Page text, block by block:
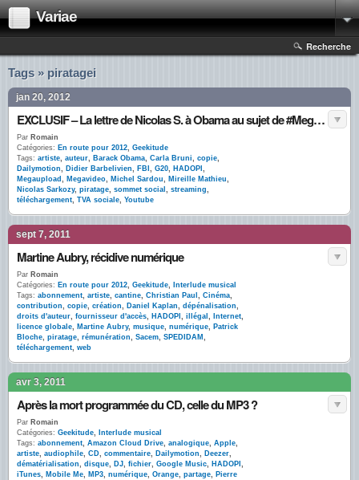
Variae
Recherche
Tags » piratagei
jan 20, 2012
EXCLUSIF – La lettre de Nicolas S. à Obama au sujet de #Megaupload
Par Romain
Catégories: En route pour 2012, Geekitude
Tags: artiste, auteur, Barack Obama, Carla Bruni, copie,
Dailymotion, Didier Barbelivien, FBI , G20, HADOPI ,
Megaupload , Megavideo, Michel Sardou, Mireille Mathieu,
Nicolas Sarkozy, piratage, sommet social , streaming,
téléchargement, TVA sociale, Youtube
sept 7, 2011
Martine Aubry, récidive numérique
Par Romain
Catégories: En route pour 2012, Geekitude,
Interlude musical
Tags: abonnement, artiste, cantine, Christian Paul , Cinéma,
contribution, copie, création, Daniel Kaplan, dépénalisation,
droits d'auteur, fournisseur d'accès, HADOPI , illégal , Internet,
licence globale, Martine Aubry, musique, numérique, Patrick
Bloche, piratage, rémunération, Sacem, SPEDIDAM ,
téléchargement, web
avr 3, 2011
Après la mort programmée du CD, celle du MP3 ?
Par Romain
Catégories: Geekitude,
Interlude musical
Tags: abonnement, Amazon Cloud Drive, analogique, Apple,
artiste, audiophile, CD, commentaire, Dailymotion, Deezer,
dématérialisation, disque, DJ, fichier, Google Music, HADOPI ,
iTunes, Mobile Me, MP3, numérique, Orange, partage, Pierre